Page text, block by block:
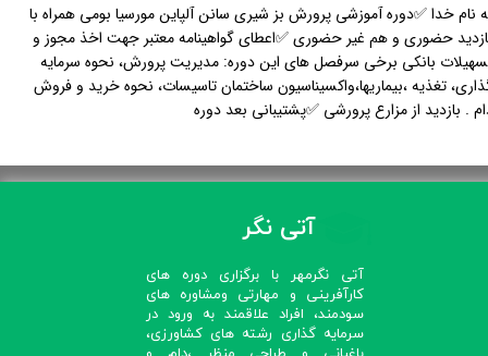
نام خدا ✅دوره آموزشی پرورش بز شیری سانن آلپاین مورسیا بومی همراه با
حضوری و هم غیر حضوری ✅اعطای گواهینامه معتبر جهت اخذ مجوز و
بانکی برخی سرفصل های این دوره: مدیریت پرورش، نحوه سرمایه
تغذیه ،بیماریها،واکسیناسیون ساختمان تاسیسات، نحوه خرید و فروش
. بازدید از مزارع پرورشی ✅پشتیبانی بعد دوره
آتی نگر
آتی نگرمهر با برگزاری دوره های
کارآفرینی و مهارتی ومشاوره های
سودمند، افراد علاقمند به ورود در
سرمایه گذاری رشته های کشاورزی،